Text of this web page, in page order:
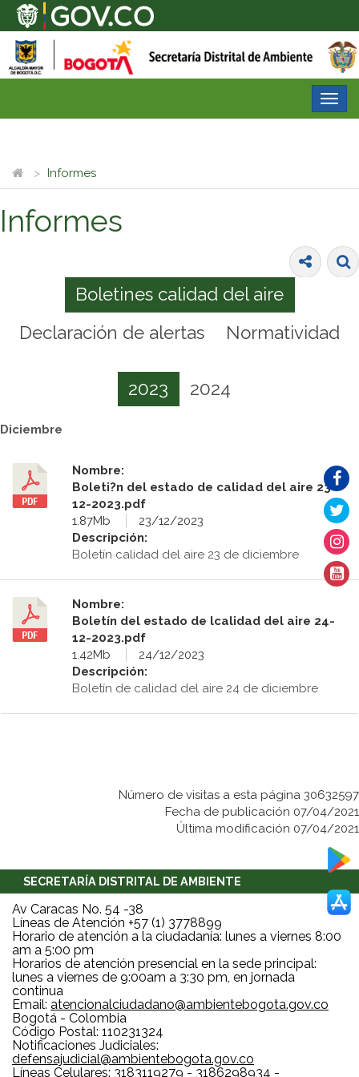
Informes
Informes
Boletines calidad del aire
Declaración de alertas
Normatividad
2023 2024
Diciembre
Nombre:
Boleti?n del estado de calidad del aire 23-
12-2023.pdf
1.87Mb
23/12/2023
Descripción:
Boletín calidad del aire 23 de diciembre
Nombre:
Boletín del estado de lcalidad del aire 24-
12-2023.pdf
1.42Mb
24/12/2023
Descripción:
Boletín de calidad del aire 24 de diciembre
Número de visitas a esta página 30632597
Fecha de publicación 07/04/2021
Última modificación 07/04/2021
SECRETARÍA DISTRITAL DE AMBIENTE
Av Caracas No. 54 -38
Líneas de Atención +57 (1) 3778899
Horario de atención a la ciudadanía: lunes a viernes 8:00
am a 5:00 pm
Horarios de atención presencial en la sede principal:
lunes a viernes de 9:00am a 3:30 pm, en jornada
continua
Email: atencionalciudadano@ambientebogota.gov.co
Bogotá - Colombia
Código Postal: 110231324
Notificaciones Judiciales:
defensajudicial@ambientebogota.gov.co
Líneas Celulares: 3183119279 - 3186298934 -